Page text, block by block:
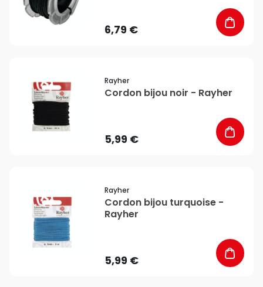
6,79 €
Rayher
Cordon bijou noir - Rayher
5,99 €
Rayher
Cordon bijou turquoise -
Rayher
5,99 €